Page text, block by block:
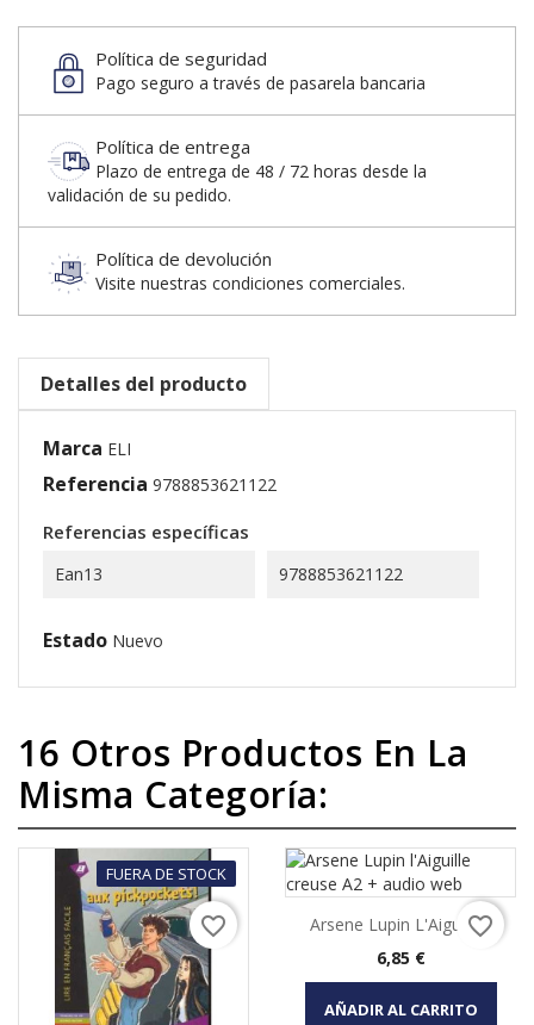
Política de seguridad
Pago seguro a través de pasarela bancaria
Política de entrega
Plazo de entrega de 48 / 72 horas desde la
validación de su pedido.
Política de devolución
Visite nuestras condiciones comerciales.
Detalles del producto
Marca ELI
Referencia 9788853621122
Referencias específicas
Ean13 9788853621122
Estado Nuevo
16 Otros Productos En La
Misma Categoría:
FUERA DE STOCK
favorite_border
Arsene Lupin L'Aiguille...
Precio
6,85 €
AÑADIR AL CARRITO
favorite_border